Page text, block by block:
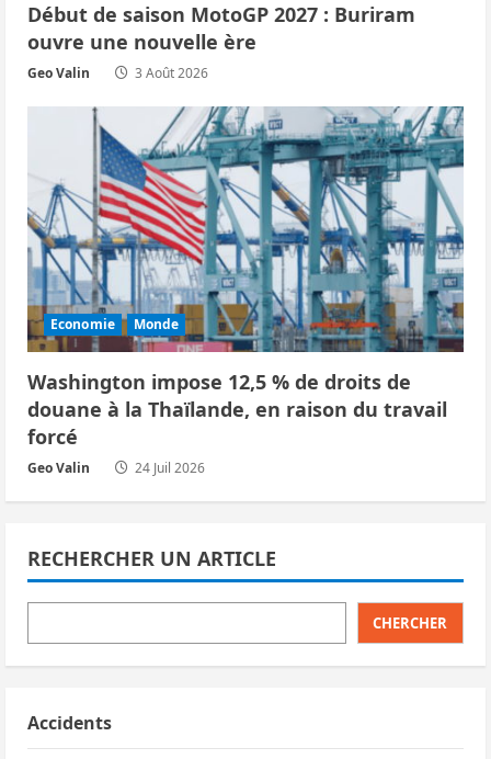
Début de saison MotoGP 2027 : Buriram
ouvre une nouvelle ère
Geo Valin 3 Août 2026
Economie Monde
Washington impose 12,5 % de droits de
douane à la Thaïlande, en raison du travail
forcé
Geo Valin 24 Juil 2026
RECHERCHER UN ARTICLE
CHERCHER
Accidents